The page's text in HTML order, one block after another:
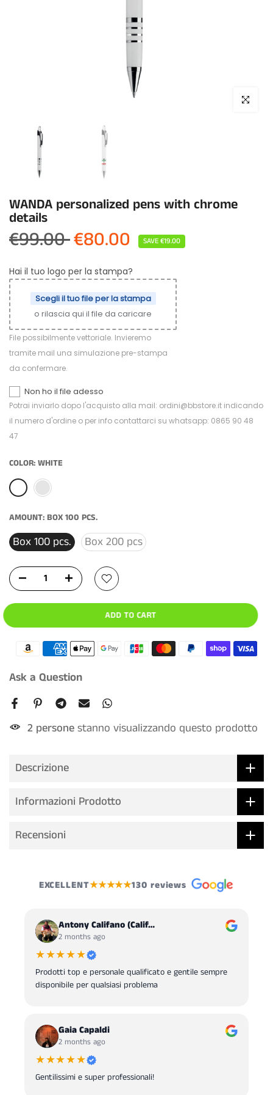
Click to
WANDA personalized pens with chrome
details
€99.00€80.00 SAVE€19.00
Hai il tuo logo per la stampa?
Scegli il tuo file per la stampa
o rilascia qui il file da caricare
File possibilmente vettoriale. Invieremo
tramite mail una simulazione pre-stampa
da confermare.
Non ho il file adesso
Potrai inviarlo dopo l'acquisto alla mail: ordini@bbstore.it indicando
il numero d'ordine o per info contattarci su whatsapp: 0865 90 48
47
COLOR: WHITE
AMOUNT: BOX 100 PCS.
Box 100 pcs. Box 200 pcs
ADD TO CART
Ask a Question
2 personestanno visualizzando questo prodotto
Descrizione
Informazioni Prodotto
Recensioni
EXCELLENT★★★★★130 reviews
Antony Califano (Calif…
2 months ago
★★★★★
Prodotti top e personale qualificato e gentile sempre
disponibile per qualsiasi problema
Gaia Capaldi
2 months ago
★★★★★
Gentilissimi e super professionali!